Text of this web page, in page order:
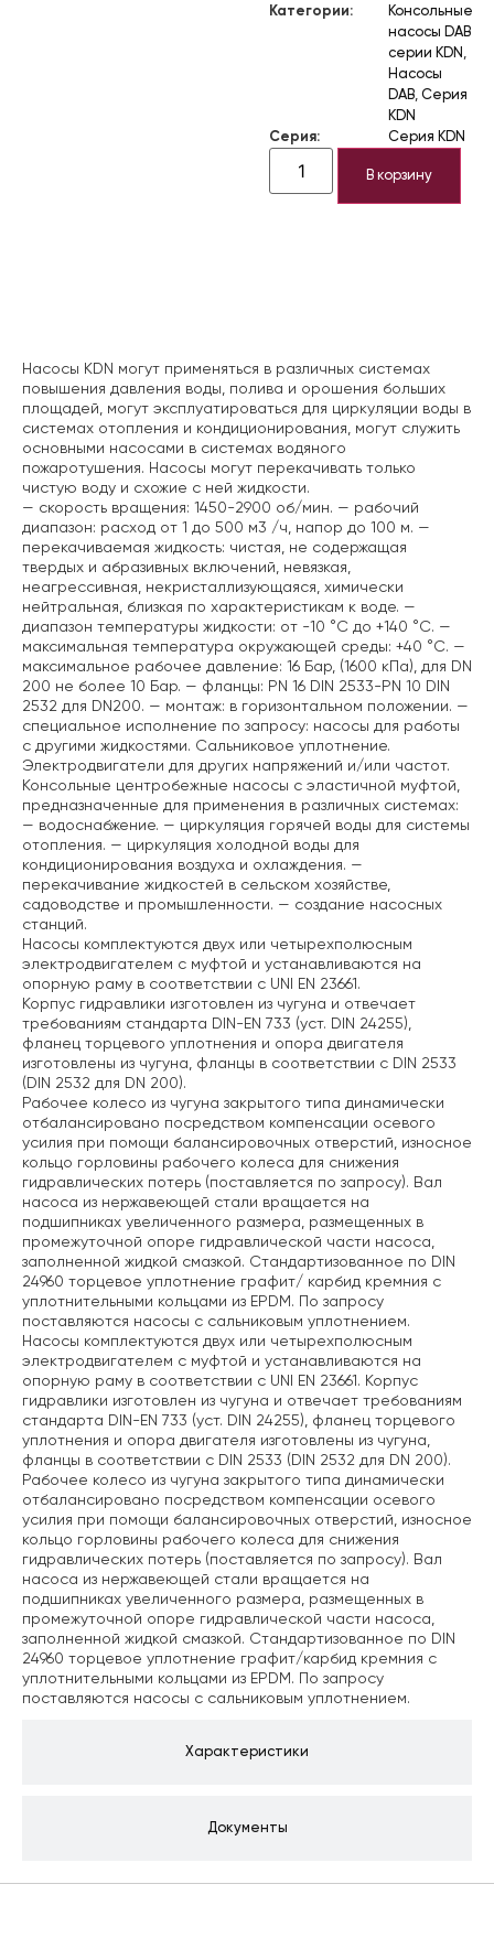
Категории:
Консольные
насосы DAB
серии KDN ,
Насосы
DAB, Серия
KDN
Серия:
Серия KDN
В корзину
Характеристики
Документы
Насосы KDN могут применяться в различных системах
повышения давления воды, полива и орошения больших
площадей, могут эксплуатироваться для циркуляции воды в
системах отопления и кондиционирования, могут служить
основными насосами в системах водяного
пожаротушения. Насосы могут перекачивать только
чистую воду и схожие с ней жидкости.
— скорость вращения: 1450-2900 об/мин. — рабочий
диапазон: расход от 1 до 500 м3 /ч, напор до 100 м. —
перекачиваемая жидкость: чистая, не содержащая
твердых и абразивных включений, невязкая,
неагрессивная, некристаллизующаяся, химически
нейтральная, близкая по характеристикам к воде. —
диапазон температуры жидкости: от -10 °C до +140 °C. —
максимальная температура окружающей среды: +40 °C. —
максимальное рабочее давление: 16 Бар, (1600 кПа), для DN
200 не более 10 Бар. — фланцы: PN 16 DIN 2533-PN 10 DIN
2532 для DN200. — монтаж: в горизонтальном положении. —
специальное исполнение по запросу: насосы для работы
с другими жидкостями. Сальниковое уплотнение.
Электродвигатели для других напряжений и/или частот.
Консольные центробежные насосы с эластичной муфтой,
предназначенные для применения в различных системах:
— водоснабжение. — циркуляция горячей воды для системы
отопления. — циркуляция холодной воды для
кондиционирования воздуха и охлаждения. —
перекачивание жидкостей в сельском хозяйстве,
садоводстве и промышленности. — создание насосных
станций.
Насосы комплектуются двух или четырехполюсным
электродвигателем с муфтой и устанавливаются на
опорную раму в соответствии с UNI EN 23661.
Корпус гидравлики изготовлен из чугуна и отвечает
требованиям стандарта DIN-EN 733 (уст. DIN 24255),
фланец торцевого уплотнения и опора двигателя
изготовлены из чугуна, фланцы в соответствии с DIN 2533
(DIN 2532 для DN 200).
Рабочее колесо из чугуна закрытого типа динамически
отбалансировано посредством компенсации осевого
усилия при помощи балансировочных отверстий, износное
кольцо горловины рабочего колеса для снижения
гидравлических потерь (поставляется по запросу). Вал
насоса из нержавеющей стали вращается на
подшипниках увеличенного размера, размещенных в
промежуточной опоре гидравлической части насоса,
заполненной жидкой смазкой. Стандартизованное по DIN
24960 торцевое уплотнение графит/ карбид кремния с
уплотнительными кольцами из EPDM. По запросу
поставляются насосы с сальниковым уплотнением.
Насосы комплектуются двух или четырехполюсным
электродвигателем с муфтой и устанавливаются на
опорную раму в соответствии с UNI EN 23661. Корпус
гидравлики изготовлен из чугуна и отвечает требованиям
стандарта DIN-EN 733 (уст. DIN 24255), фланец торцевого
уплотнения и опора двигателя изготовлены из чугуна,
фланцы в соответствии с DIN 2533 (DIN 2532 для DN 200).
Рабочее колесо из чугуна закрытого типа динамически
отбалансировано посредством компенсации осевого
усилия при помощи балансировочных отверстий, износное
кольцо горловины рабочего колеса для снижения
гидравлических потерь (поставляется по запросу). Вал
насоса из нержавеющей стали вращается на
подшипниках увеличенного размера, размещенных в
промежуточной опоре гидравлической части насоса,
заполненной жидкой смазкой. Стандартизованное по DIN
24960 торцевое уплотнение графит/карбид кремния с
уплотнительными кольцами из EPDM. По запросу
поставляются насосы с сальниковым уплотнением.